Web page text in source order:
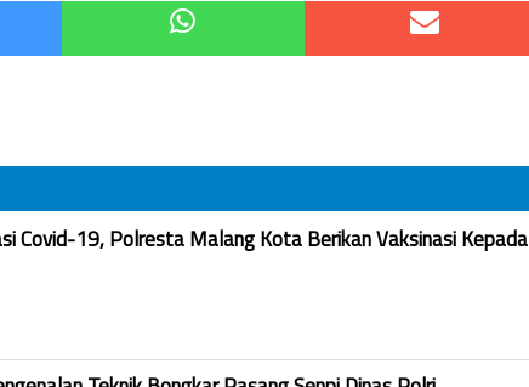
Covid-19, Polresta Malang Kota Berikan Vaksinasi Kepada